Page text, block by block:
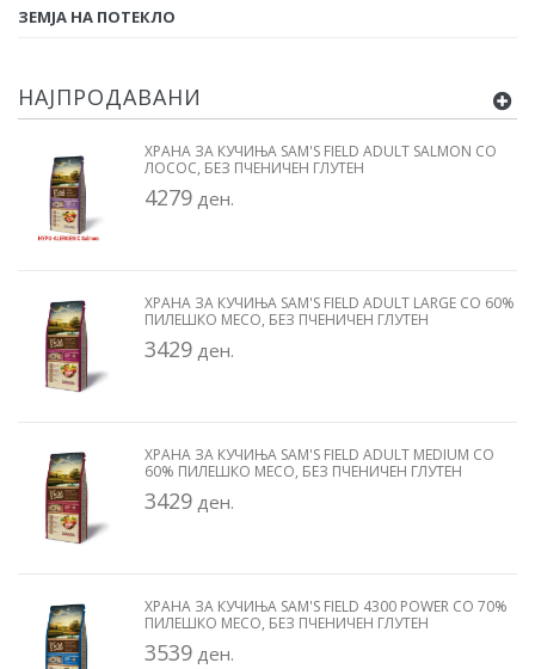
ЗЕМЈА НА ПОТЕКЛО
НАЈПРОДАВАНИ
ХРАНА ЗА КУЧИЊА SAM'S FIELD ADULT SALMON СО
ЛОСОС, БЕЗ ПЧЕНИЧЕН ГЛУТЕН
4279 ден.
ХРАНА ЗА КУЧИЊА SAM'S FIELD ADULT LARGE СО 60%
ПИЛЕШКО МЕСО, БЕЗ ПЧЕНИЧЕН ГЛУТЕН
3429 ден.
ХРАНА ЗА КУЧИЊА SAM'S FIELD ADULT MEDIUM СО
60% ПИЛЕШКО МЕСО, БЕЗ ПЧЕНИЧЕН ГЛУТЕН
3429 ден.
ХРАНА ЗА КУЧИЊА SAM'S FIELD 4300 POWER СО 70%
ПИЛЕШКО МЕСО, БЕЗ ПЧЕНИЧЕН ГЛУТЕН
3539 ден.